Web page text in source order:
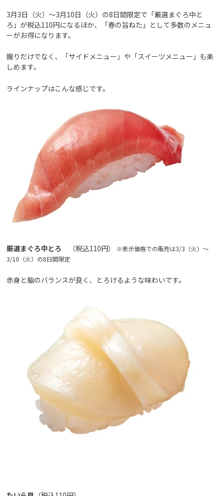
3月3日（火）～3月10日（火）の8日間限定で「厳選まぐろ中と
ろ」が税込110円になるほか、「春の旨ねた」として多数のメニュ
ーがお得になります。
握りだけでなく、「サイドメニュー」や「スイーツメニュー」も楽
しめます。
ラインナップはこんな感じです。
厳選まぐろ中とろ （税込110円）
※表示価格での販売は3/3（火）～
3/10（火）の8日間限定
赤身と脂のバランスが良く、とろけるような味わいです。